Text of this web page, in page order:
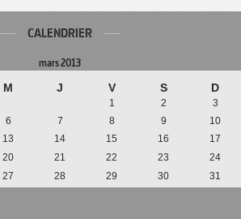
CALENDRIER
mars 2013
M J V S D
1 2
3
6 7 8 9
10
13 14 15 16
17
20 21 22 23
24
27 28 29 30 31